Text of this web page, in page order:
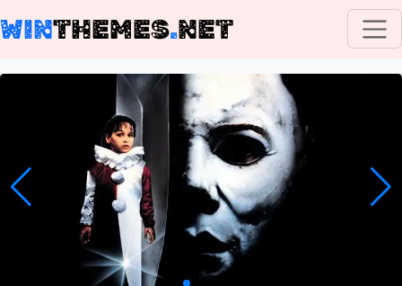
WINTHEMES.NET